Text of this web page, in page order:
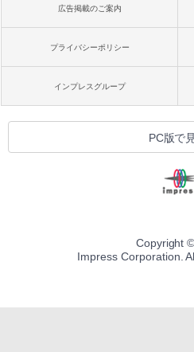
広告掲載のご案内
プライバシーポリシー
インプレスグループ
PC版で
Copyright ©
Impress Corporation.